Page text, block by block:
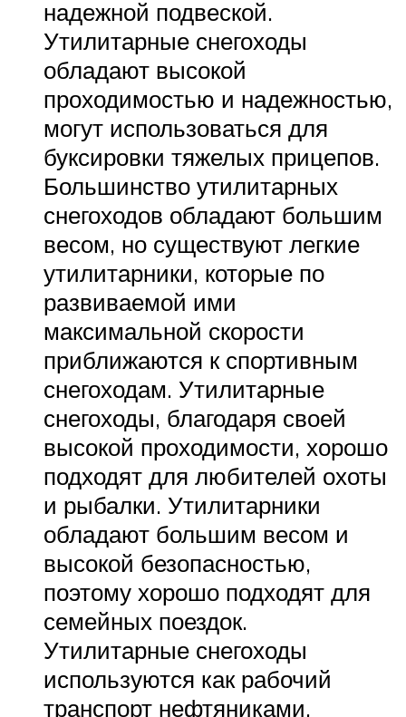
надежной подвеской.
Утилитарные снегоходы
обладают высокой
проходимостью и надежностью,
могут использоваться для
буксировки тяжелых прицепов.
Большинство утилитарных
снегоходов обладают большим
весом, но существуют легкие
утилитарники, которые по
развиваемой ими
максимальной скорости
приближаются к спортивным
снегоходам. Утилитарные
снегоходы, благодаря своей
высокой проходимости, хорошо
подходят для любителей охоты
и рыбалки. Утилитарники
обладают большим весом и
высокой безопасностью,
поэтому хорошо подходят для
семейных поездок.
Утилитарные снегоходы
используются как рабочий
транспорт нефтяниками,